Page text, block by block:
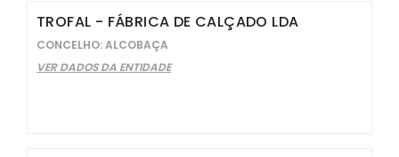
TROFAL - FÁBRICA DE CALÇADO LDA
CONCELHO: ALCOBAÇA
VER DADOS DA ENTIDADE